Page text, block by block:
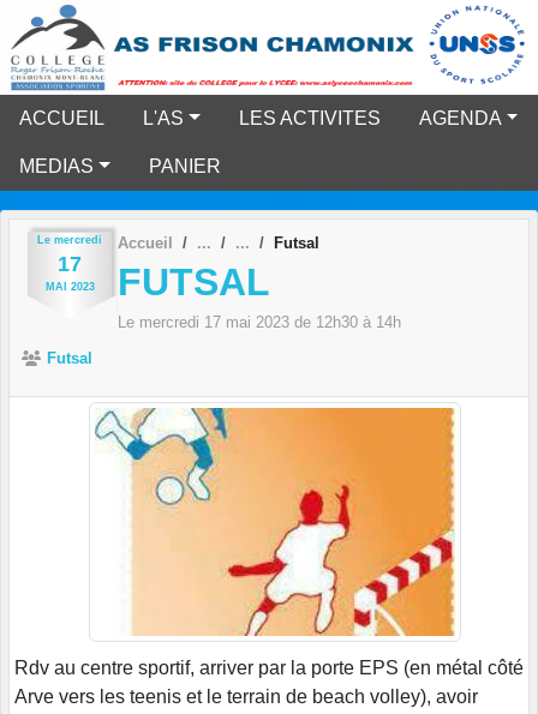
ACCUEIL L'AS LES ACTIVITES AGENDA
MEDIAS PANIER
Le mercredi
17
MAI 2023
Accueil Futsal
FUTSAL
Le mercredi 17 mai 2023 de 12h30 à 14h
Futsal
Rdv au centre sportif, arriver par la porte EPS (en métal côté
Arve vers les teenis et le terrain de beach volley), avoir
Panneau de gestion des cookies